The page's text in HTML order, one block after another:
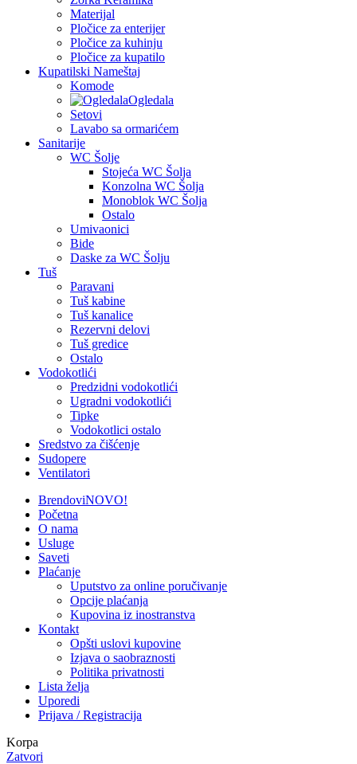
Materijal
Pločice za enterijer
Pločice za kuhinju
Pločice za kupatilo
Kupatilski Nameštaj
Komode
Ogledala
Setovi
Lavabo sa ormarićem
Sanitarije
WC Šolje
Stojeća WC Šolja
Konzolna WC Šolja
Monoblok WC Šolja
Ostalo
Umivaonici
Bide
Daske za WC Šolju
Tuš
Paravani
Tuš kabine
Tuš kanalice
Rezervni delovi
Tuš gredice
Ostalo
Vodokotlići
Predzidni vodokotlići
Ugradni vodokotlići
Tipke
Vodokotlici ostalo
Sredstvo za čišćenje
Sudopere
Ventilatori
BrendoviNOVO!
Početna
O nama
Usluge
Saveti
Plaćanje
Uputstvo za online poručivanje
Opcije plaćanja
Kupovina iz inostranstva
Kontakt
Opšti uslovi kupovine
Izjava o saobraznosti
Politika privatnosti
Lista želja
Uporedi
Prijava / Registracija
Korpa
Zatvori